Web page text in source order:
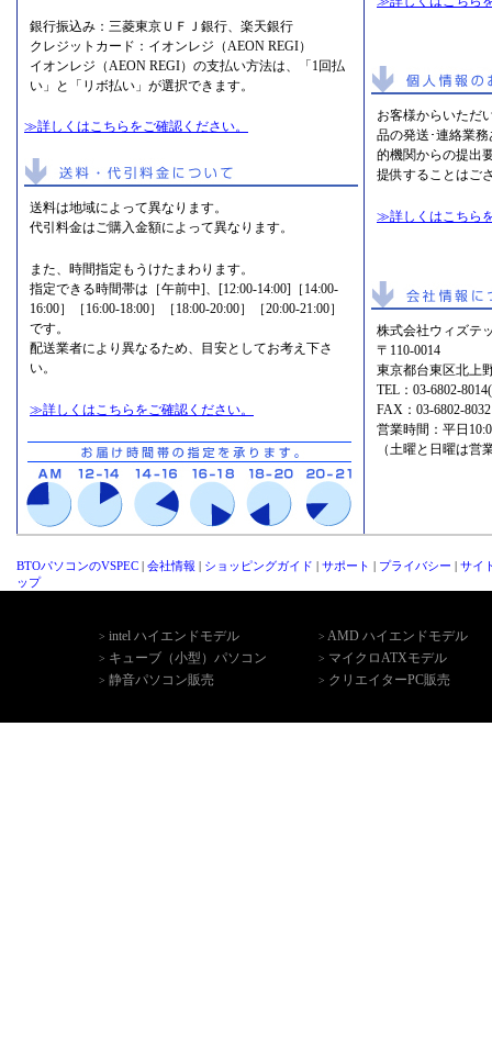
銀行振込み：三菱東京ＵＦＪ銀行、楽天銀行
クレジットカード：イオンレジ（AEON REGI）
イオンレジ（AEON REGI）の支払い方法は、「1回払
い」と「リボ払い」が選択できます。
≫詳しくはこちらをご確認ください。
送料は地域によって異なります。
代引料金はご購入金額によって異なります。
また、時間指定もうけたまわります。
指定できる時間帯は［午前中]、[12:00-14:00]［14:00-
16:00］［16:00-18:00］［18:00-20:00］［20:00-21:00］
です。
配送業者により異なるため、目安としてお考え下さ
い。
≫詳しくはこちらをご確認ください。
お客様からいただ
品の発送･連絡業
的機関からの提出
提供することはご
≫詳しくはこちら
株式会社ウィズテ
〒110-0014
東京都台東区北上
TEL： 03-6802-
FAX：03-6802-8032
営業時間：平日
（土曜と日曜は営
BTOパソコンのVSPEC | 会社情報 | ショッピングガイド | サポート | プライバシー | サイ
ップ
> intel ハイエンドモデル > AMD ハイエンドモデル
> キューブ（小型）パソコン > マイクロATXモデル
> 静音パソコン販売 > クリエイターPC販売